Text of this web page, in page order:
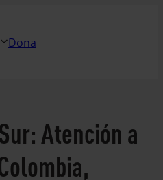
Dona
Atención a